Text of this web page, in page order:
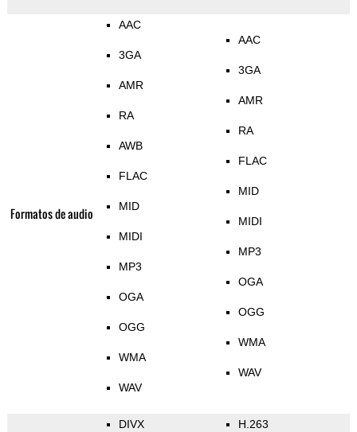
Formatos de audio
AAC
3GA
AMR
RA
AWB
FLAC
MID
MIDI
MP3
OGA
OGG
WMA
WAV
AAC
3GA
AMR
RA
FLAC
MID
MIDI
MP3
OGA
OGG
WMA
WAV
DIVX H.263